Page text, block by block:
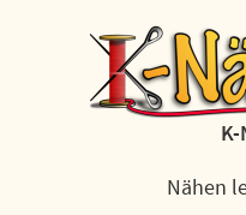
Hauptnavigation
Seitenspalte
Nähen